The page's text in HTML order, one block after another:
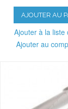
AJOUTER AU
Ajouter à la liste
Ajouter au